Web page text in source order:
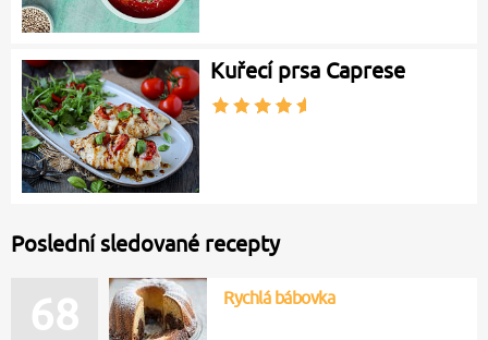
Kuřecí prsa Caprese
Poslední sledované recepty
68 Rychlá bábovka